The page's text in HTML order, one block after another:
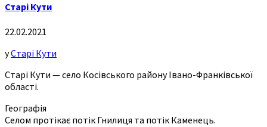
Старі Кути
22.02.2021
уСтарі Кути
Старі Кути — село Косівського району Івано-Франківської
області.
Географія
Селом протікає потік Гнилиця та потік Каменець.